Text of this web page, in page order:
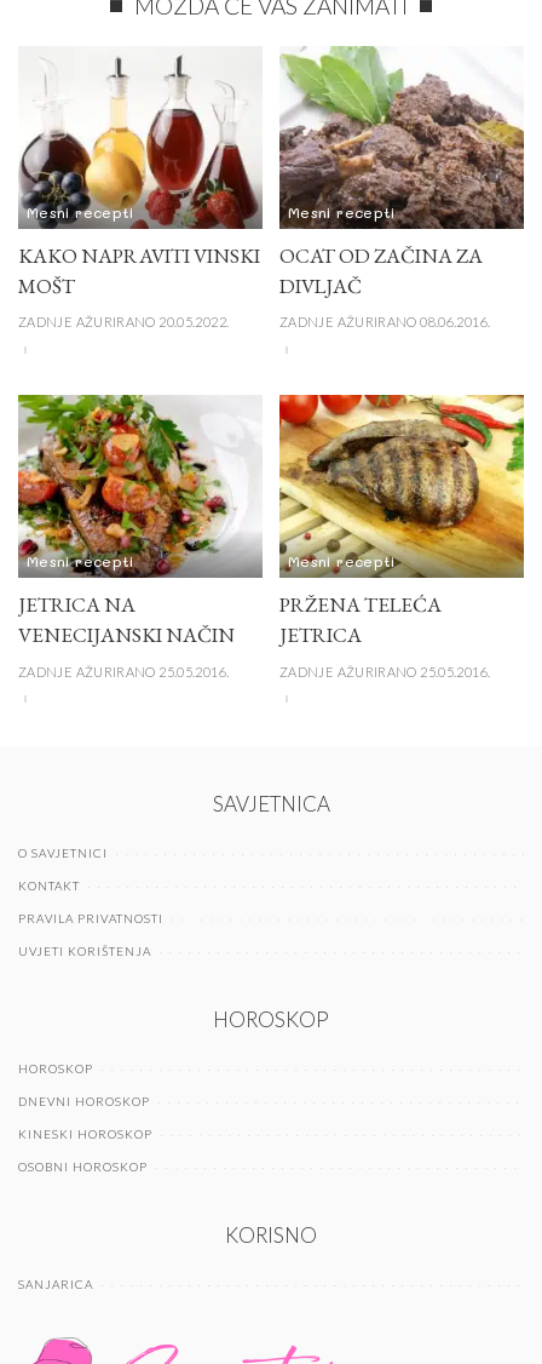
Mesni recepti
KAKO NAPRAVITI VINSKI
MOŠT
ZADNJE AŽURIRANO 20.05.2022.
Mesni recepti
OCAT OD ZAČINA ZA
DIVLJAČ
ZADNJE AŽURIRANO 08.06.2016.
Mesni recepti
JETRICA NA
VENECIJANSKI NAČIN
ZADNJE AŽURIRANO 25.05.2016.
Mesni recepti
PRŽENA TELEĆA
JETRICA
ZADNJE AŽURIRANO 25.05.2016.
SAVJETNICA
O SAVJETNICI
KONTAKT
PRAVILA PRIVATNOSTI
UVJETI KORIŠTENJA
HOROSKOP
HOROSKOP
DNEVNI HOROSKOP
KINESKI HOROSKOP
OSOBNI HOROSKOP
KORISNO
SANJARICA